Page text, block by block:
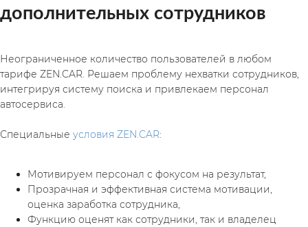
дополнительных сотрудников
Неограниченное количество пользователей в любом
тарифе ZEN.CAR. Решаем проблему нехватки сотрудников,
интегрируя систему поиска и привлекаем персонал
автосервиса.
Специальные условия ZEN.CAR:
Мотивируем персонал с фокусом на результат,
Прозрачная и эффективная система мотивации,
оценка заработка сотрудника,
Функцию оценят как сотрудники, так и владелец